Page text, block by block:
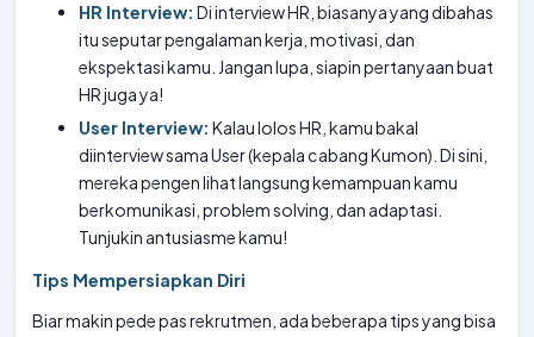
HR Interview: Di interview HR, biasanya yang dibahas
itu seputar pengalaman kerja, motivasi, dan
ekspektasi kamu. Jangan lupa, siapin pertanyaan buat
HR juga ya!
User Interview: Kalau lolos HR, kamu bakal
diinterview sama User (kepala cabang Kumon). Di sini,
mereka pengen lihat langsung kemampuan kamu
berkomunikasi, problem solving, dan adaptasi.
Tunjukin antusiasme kamu!
Tips Mempersiapkan Diri
Biar makin pede pas rekrutmen, ada beberapa tips yang bisa